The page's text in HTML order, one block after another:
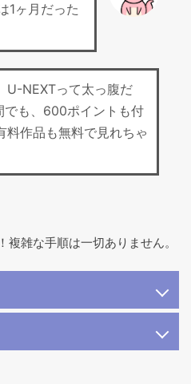
1ヶ月だった
U-NEXTって太っ腹だ
も、600ポイントも付
料作品も無料で見れちゃ
雑な手順は一切ありません。